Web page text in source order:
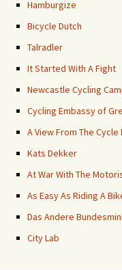
Hamburgize
Bicycle Dutch
Talradler
It Started With A Fight
Newcastle Cycling
Cycling Embassy of
A View From The Cycle
Kats Dekker
At War With The
As Easy As Riding A
Das Andere
City Lab